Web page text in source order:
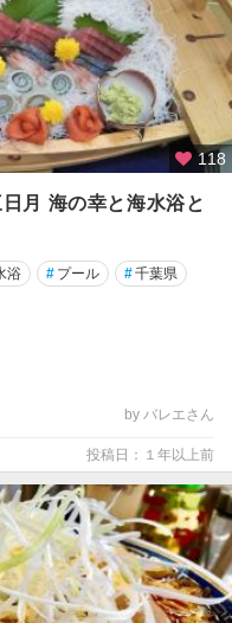
118
月 海の幸と海水浴と
浴 # プール #千葉県
by バレエさん
投稿日：１年以上前